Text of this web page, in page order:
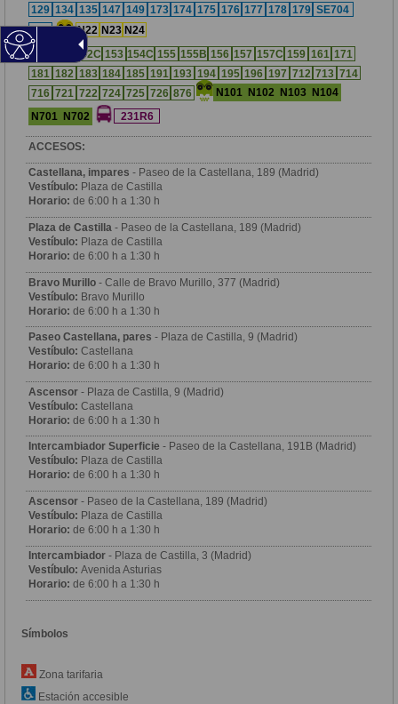
129 134 135 147 149 173 174 175 176 177 178 179 SE704
T62
N22 N23 N24
152C 153 154C 155 155B 156 157 157C 159 161 171
181 182 183 184 185 191 193 194 195 196 197 712 713 714
716 721 722 724 725 726 876 N101 N102 N103
N104
N701 N702 231R6
ACCESOS:
Castellana, impares - Paseo de la Castellana, 189 (Madrid)
Vestíbulo: Plaza de Castilla
Horario: de 6:00 h a 1:30 h
Plaza de Castilla - Paseo de la Castellana, 189 (Madrid)
Vestíbulo: Plaza de Castilla
Horario: de 6:00 h a 1:30 h
Bravo Murillo - Calle de Bravo Murillo, 377 (Madrid)
Vestíbulo: Bravo Murillo
Horario: de 6:00 h a 1:30 h
Paseo Castellana, pares - Plaza de Castilla, 9 (Madrid)
Vestíbulo: Castellana
Horario: de 6:00 h a 1:30 h
Ascensor - Plaza de Castilla, 9 (Madrid)
Vestíbulo: Castellana
Horario: de 6:00 h a 1:30 h
Intercambiador Superficie - Paseo de la Castellana, 191B (Madrid)
Vestíbulo: Plaza de Castilla
Horario: de 6:00 h a 1:30 h
Ascensor - Paseo de la Castellana, 189 (Madrid)
Vestíbulo: Plaza de Castilla
Horario: de 6:00 h a 1:30 h
Intercambiador - Plaza de Castilla, 3 (Madrid)
Vestíbulo: Avenida Asturias
Horario: de 6:00 h a 1:30 h
Símbolos
Zona tarifaria
Estación accesible